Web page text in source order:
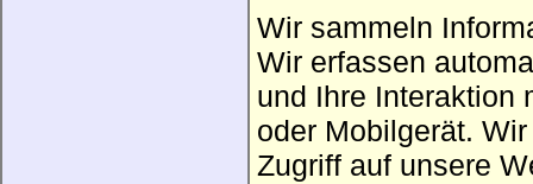
Wir sammeln
Wir erfassen
und Ihre Interaktion
oder Mobilgerät.
Zugriff auf unsere